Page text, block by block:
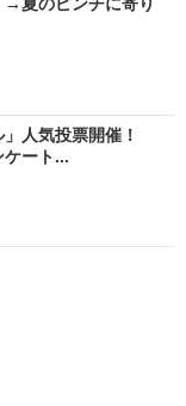
」人気投票開催！
ート...